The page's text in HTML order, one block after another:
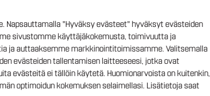
Napsauttamalla "Hyväksy evästeet" hyväksyt evästeiden
sivustomme käyttäjäkokemusta, toimivuutta ja
ja auttaaksemme markkinointitoimissamme. Valitsemalla
evästeiden tallentamisen laitteeseesi, jotka ovat
evästeitä ei tällöin käytetä. Huomionarvoista on kuitenkin,
optimoidun kokemuksen selaimellasi. Lisätietoja saat